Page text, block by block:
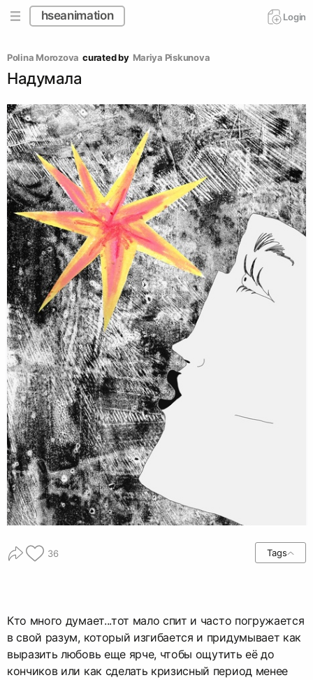
hseanimation Login
Polina Morozova curated by Mariya Piskunova
Надумала
36 Tags
Кто много думает...тот мало спит и часто погружается
в свой разум, который изгибается и придумывает как
выразить любовь еще ярче, чтобы ощутить её до
кончиков или как сделать кризисный период менее